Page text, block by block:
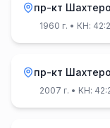
пр-кт
1960 г. • КН:
пр-кт
2007 г. • КН: